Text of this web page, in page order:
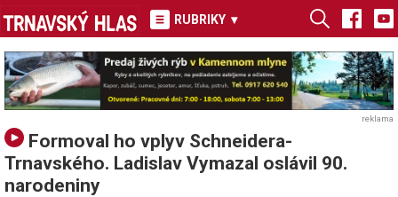
RUBRIKY ▾
reklama
Formoval ho vplyv Schneidera-
Trnavského. Ladislav Vymazal oslávil 90.
narodeniny